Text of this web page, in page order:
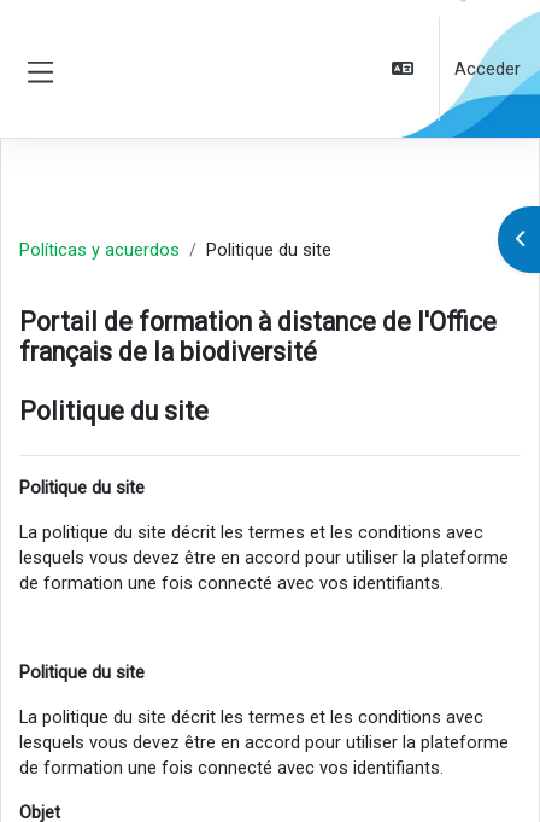
Acceder
Políticas y acuerdos Politique du site
Portail de formation à distance de l'Office
français de la biodiversité
Politique du site
Politique du site
La politique du site décrit les termes et les conditions avec
lesquels vous devez être en accord pour utiliser la plateforme
de formation une fois connecté avec vos identifiants.
Politique du site
La politique du site décrit les termes et les conditions avec
lesquels vous devez être en accord pour utiliser la plateforme
de formation une fois connecté avec vos identifiants.
Objet